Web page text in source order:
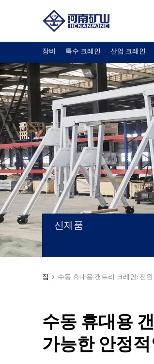
장비 특수 크레인 산업 크레인
신제품
집 수동 휴대용 갠트리 크레인: 전
수동 휴대용
가능한 안정